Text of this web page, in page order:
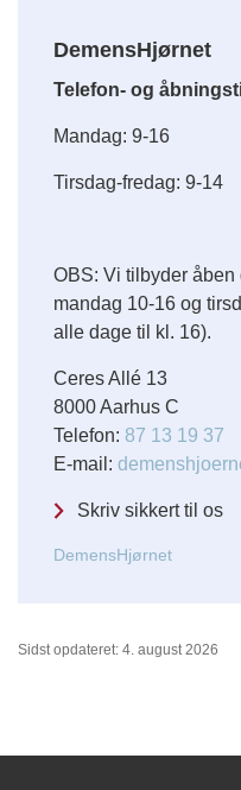
DemensHjørnet
Telefon- og
Mandag: 9-16
Tirsdag-fredag: 9-14
OBS: Vi tilbyder
mandag 10-16 og
alle dage til kl. 16).
Ceres Allé 13
8000 Aarhus C
Telefon: 87 13 19 37
E-mail:
Skriv sikkert til os
DemensHjørnet
Sidst opdateret: 4. august 2026